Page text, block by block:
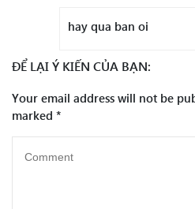
hay qua ban oi
ĐỂ LẠI Ý KIẾN CỦA BẠN:
Your email address will not be
marked *